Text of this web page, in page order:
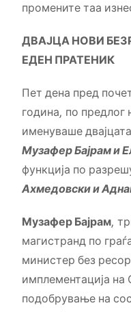
промените таа
ДВАЈЦА НОВИ
ЕДЕН ПРАТЕНИК
Пет дена пред
година, по предлог
именуваше
Музафер Бајрам и
функција по
Ахмедовски и
Музафер Бајрам,
магистранд по
министер без
имплементација на
подобрување на